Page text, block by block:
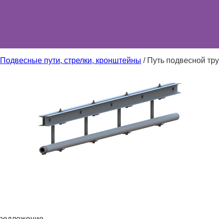
Подвесные пути, стрелки, кронштейны /Путь подвесной